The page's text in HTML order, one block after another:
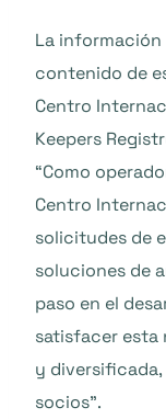
La información
contenido de
Centro
Keepers
“Como
Centro
solicitudes de
soluciones de
paso en el
satisfacer esta
y
socios”.